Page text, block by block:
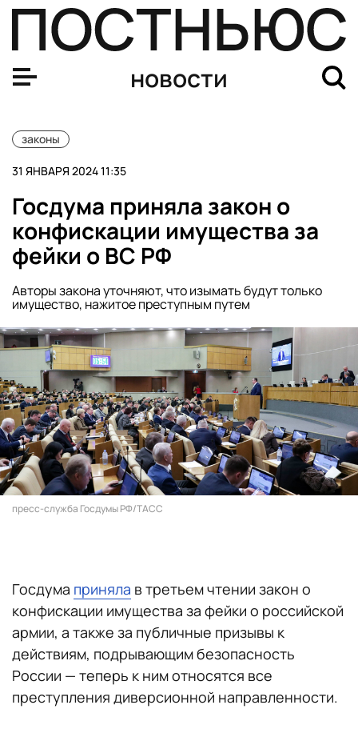
новости
законы
31 ЯНВАРЯ 2024 11:35
Госдума приняла закон о
конфискации имущества за
фейки о ВС РФ
Авторы закона уточняют, что изымать будут только
имущество, нажитое преступным путем
пресс-служба Госдумы РФ/ТАСС
Госдума приняла в третьем чтении закон о
конфискации имущества за фейки о российской
армии, а также за публичные призывы к
действиям, подрывающим безопасность
России — теперь к ним относятся все
преступления диверсионной направленности.
ГД в первом чтении приняла два законопроекта о